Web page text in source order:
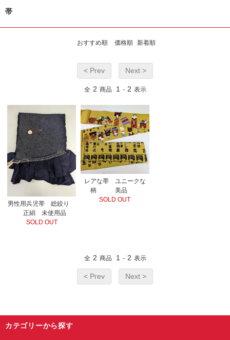
帯
おすすめ順 価格順 新着順
< Prev Next >
全 2 商品 1 - 2 表示
男性用兵児帯 総絞り
正絹 未使用品
SOLD OUT
レアな帯 ユニークな
柄 美品
SOLD OUT
全 2 商品 1 - 2 表示
< Prev Next >
カテゴリーから探す